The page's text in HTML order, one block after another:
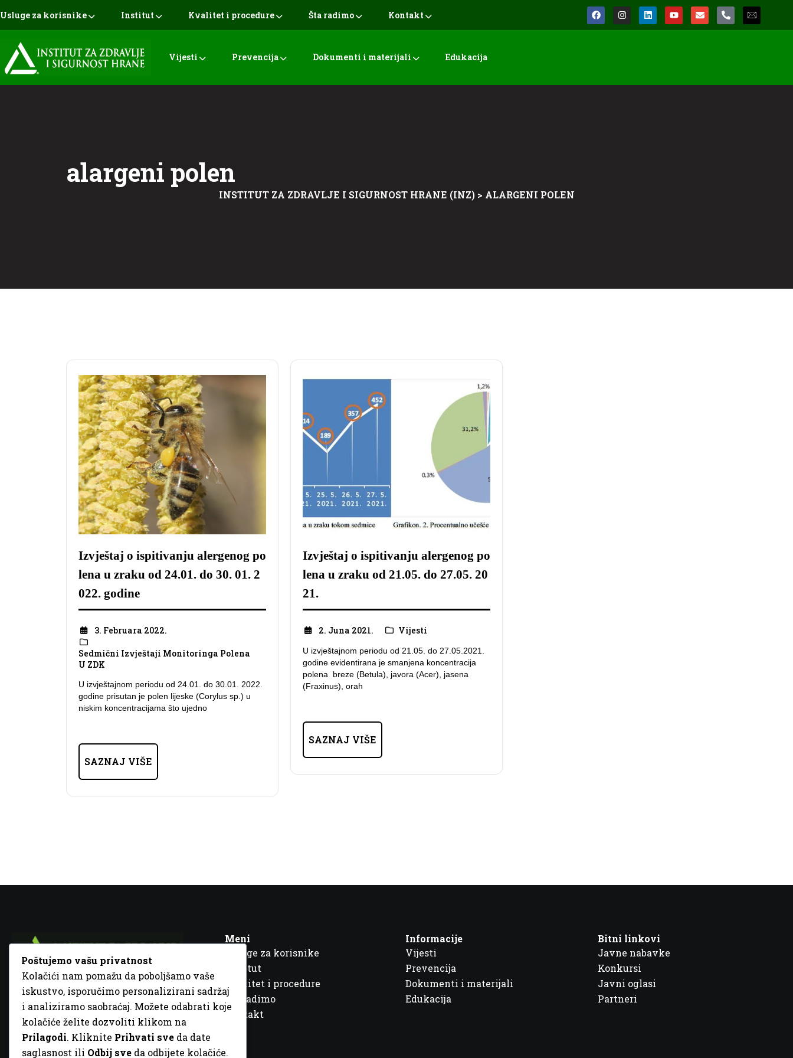
Usluge za korisnike Institut Kvalitet i procedure Šta radimo Kontakt
Vijesti Prevencija Dokumenti i materijali Edukacija
alargeni polen
INSTITUT ZA ZDRAVLJE I SIGURNOST HRANE (INZ) > ALARGENI POLEN
Izvještaj o ispitivanju alergenog po
lena u zraku od 24.01. do 30. 01. 2
022. godine
3. Februara 2022.
Sedmični Izvještaji Monitoringa Polena
U ZDK
U izvještajnom periodu od 24.01. do 30.01. 2022.
godine prisutan je polen lijeske (Corylus sp.) u
niskim koncentracijama što ujedno
SAZNAJ VIŠE
Izvještaj o ispitivanju alergenog po
lena u zraku od 21.05. do 27.05. 20
21.
2. Juna 2021. Vijesti
U izvještajnom periodu od 21.05. do 27.05.2021.
godine evidentirana je smanjena koncentracija
polena breze (Betula), javora (Acer), jasena
(Fraxinus), orah
SAZNAJ VIŠE
Fra Ivana Jukića br. 2, 72000 Zenica, BiH
+387 32 448 001
info@inz.ba
http://www.inz.ba
Meni
Usluge za korisnike
Institut
Kvalitet i procedure
Šta radimo
Kontakt
Informacije
Vijesti
Prevencija
Dokumenti i materijali
Edukacija
Bitni linkovi
Javne nabavke
Konkursi
Javni oglasi
Partneri
Poštujemo vašu privatnost
Kolačići nam pomažu da poboljšamo vaše
iskustvo, isporučimo personalizirani sadržaj
i analiziramo saobraćaj. Možete odabrati koje
kolačiće želite dozvoliti klikom na
Prilagodi. Kliknite Prihvati sve da date
saglasnost ili Odbij sve da odbijete kolačiće.